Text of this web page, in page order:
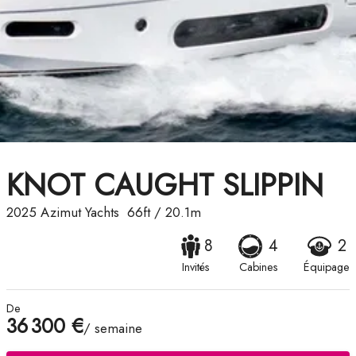
KNOT CAUGHT SLIPPIN
2025 Azimut Yachts 66ft/ 20.1m
8
Invités
4
Cabines
2
Équipage
De
36 300 €/ semaine